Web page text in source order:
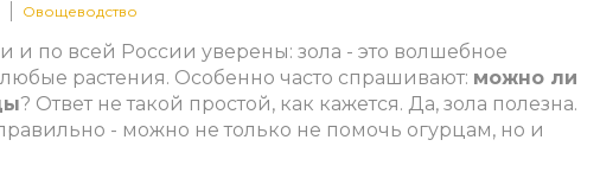
Овощеводство
и по всей России уверены: зола - это волшебное
растения. Особенно часто спрашивают: можно ли
? Ответ не такой простой, как кажется. Да, зола полезна.
- можно не только не помочь огурцам, но и